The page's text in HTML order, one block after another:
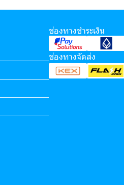
ช่องทางชำระเงิน
ช่องทางจัดส่ง